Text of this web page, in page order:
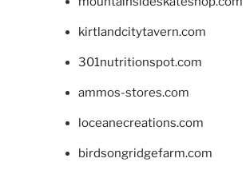
kirtlandcitytavern.com
301nutritionspot.com
ammos-stores.com
loceanecreations.com
birdsongridgefarm.com